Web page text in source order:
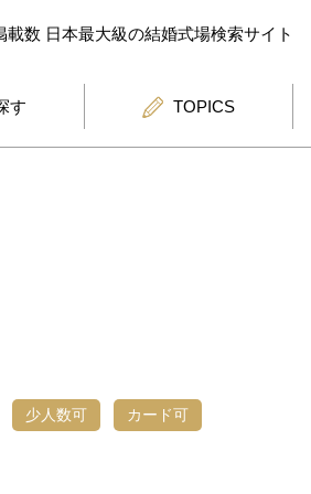
数 日本最大級の結婚式場検索サイト
す TOPICS
少人数可 カード可